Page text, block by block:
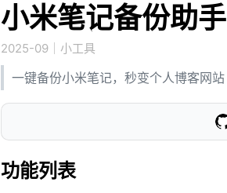
小米笔记备份助手
2025-09 小工具
一键备份小米笔记，秒变个人博客网站
功能列表